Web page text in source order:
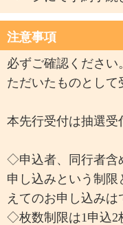
注意事項
必ずご確認くださ
ただいたものとして
本先行受付は抽選受
◇申込者、同行者含
申し込みという制
えてのお申し込みは
◇枚数制限は1申込2